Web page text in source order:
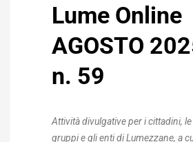
Lume Online
AGOSTO
n. 59
Attività divulgative per i cittadini,
gruppie gli enti di Lumezzane, a